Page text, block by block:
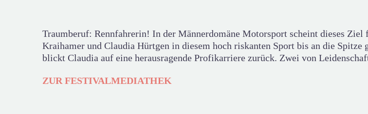
Traumberuf: Rennfahrerin! In der Männerdomäne Motorsport scheint dieses Ziel
Kraihamer und Claudia Hürtgen in diesem hoch riskanten Sport bis an die
blickt Claudia auf eine herausragende Profikarriere zurück. Zwei von
ZUR FESTIVALMEDIATHEK